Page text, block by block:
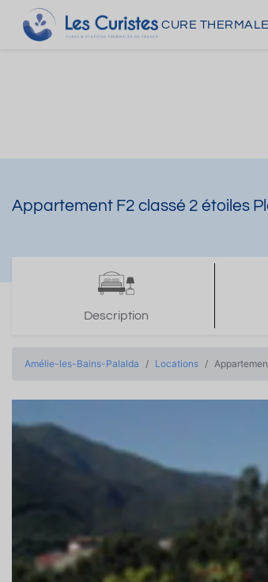
CURE THERMALE
Appartement F2 classé 2 étoiles
Description
Amélie-les-Bains-Palalda Locations